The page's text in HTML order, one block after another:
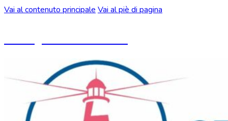
Vai al contenuto principale Vai al piè di pagina